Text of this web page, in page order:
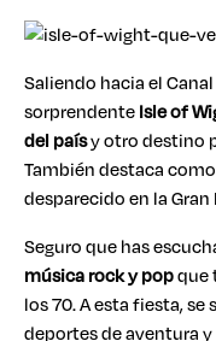
Saliendo hacia el
sorprendenteIsle of
del paísy otro destino
También destaca como
desparecido en la Gran
Seguro que has
música rock y popque
los 70. A esta fiesta,
deportes de aventura y